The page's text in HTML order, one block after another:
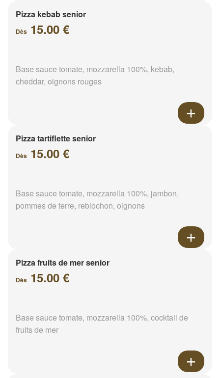
Pizza kebab senior
Dès 15.00 €
Base sauce tomate, mozzarella 100%, kebab,
cheddar, oignons rouges
Pizza tartiflette senior
Dès 15.00 €
Base sauce tomate, mozzarella 100%, jambon,
pommes de terre, reblochon, oignons
Pizza fruits de mer senior
Dès 15.00 €
Base sauce tomate, mozzarella 100%, cocktail de
fruits de mer